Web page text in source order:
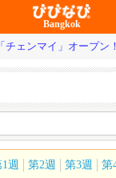
Bangkok
ェンマイ」オープン！
週 第2週 第3週 第